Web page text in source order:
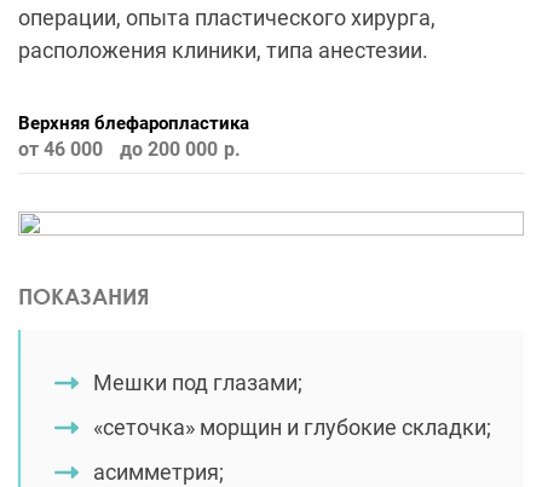
операции, опыта пластического хирурга,
расположения клиники, типа анестезии.
Верхняя блефаропластика
от 46 000 до 200 000
ПОКАЗАНИЯ
Мешки под глазами;
«сеточка» морщин и глубокие складки;
асимметрия;